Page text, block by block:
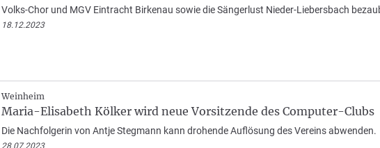
Volks-Chor und MGV Eintracht Birkenau sowie die Sängerlust Nieder-Liebersbach
18.12.2023
Weinheim
Maria-Elisabeth Kölker wird neue Vorsitzende des Computer-Clubs
Die Nachfolgerin von Antje Stegmann kann drohende Auflösung des Vereins abwenden.
28.07.2023